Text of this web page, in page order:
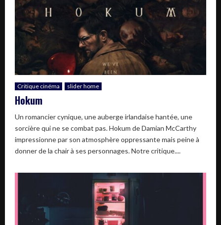
Critique cinéma slider home
Hokum
Un romancier cynique, une auberge irlandaise hantée, une
sorcière qui ne se combat pas. Hokum de Damian McCarthy
impressionne par son atmosphère oppressante mais peine à
donner de la chair à ses personnages. Notre critique....